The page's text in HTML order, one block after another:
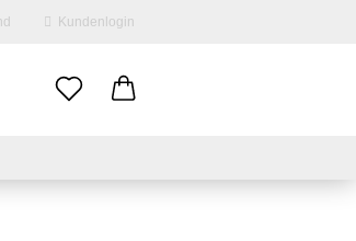
Kundenlogin